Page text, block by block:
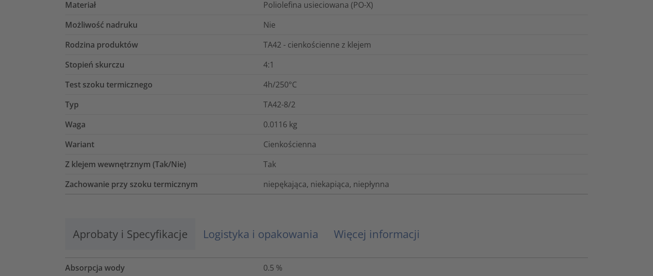
Materiał
Poliolefina usieciowana (PO-X)
Możliwość nadruku
Nie
Rodzina produktów
TA42 - cienkościenne z klejem
Stopień skurczu
4:1
Test szoku termicznego
4h/250°C
Typ
TA42-8/2
Waga
0.0116 kg
Wariant
Cienkościenna
Z klejem wewnętrznym (Tak/Nie)
Tak
Zachowanie przy szoku termicznym
niepękająca, niekapiąca, niepłynna
Aprobaty i Specyfikacje Logistyka i opakowania Więcej informacji
Absorpcja wody 0.5 %